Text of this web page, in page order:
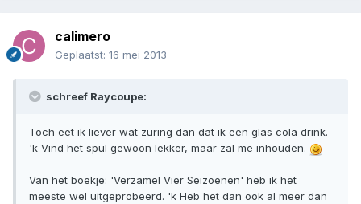
calimero
Geplaatst: 16 mei 2013
schreef Raycoupe:
Toch eet ik liever wat zuring dan dat ik een glas cola drink.
'k Vind het spul gewoon lekker, maar zal me inhouden.
Van het boekje: 'Verzamel Vier Seizoenen' heb ik het
meeste wel uitgeprobeerd. 'k Heb het dan ook al meer dan